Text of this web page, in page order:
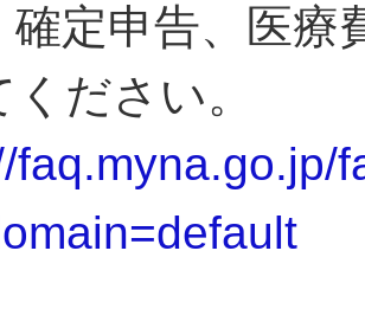
確定申告、医療
ださい。
faq.myna.go.jp/